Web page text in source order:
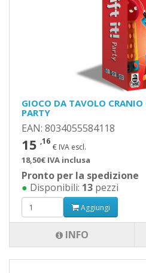
GIOCO DA TAVOLO
PARTY
EAN: 8034055584118
15 ,16
€ IVA escl.
18,50€ IVA inclusa
Pronto per la spedizione
● Disponibili: 13 pezzi
Aggiungi
INFO